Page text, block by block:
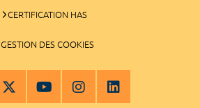
CERTIFICATION HAS
GESTION DES COOKIES